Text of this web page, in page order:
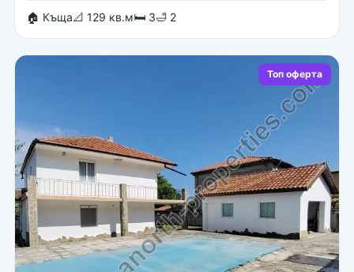
🏠 Къща📐 129 кв.м🛏 3🛁 2
Топ оферта